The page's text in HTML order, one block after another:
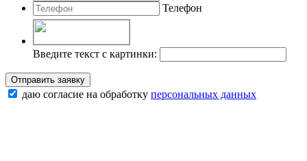
Телефон
Введите текст с картинки:
Отправить заявку
даю согласие на обработку персональных данных